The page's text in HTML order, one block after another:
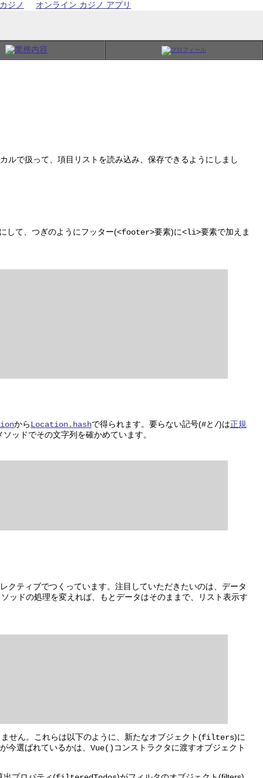
ジノ オンライン カジノ アプリ
ルで扱って、項目リストを読み込み、保存できるようにしまし
して、つぎのようにフッター(<footer>要素)に<li>要素で加えま
からLocation.hashで得られます。要らない記号(#と /)は正規
ソッドでその文字列を確かめています。
クティブでつくっています。注目していただきたいのは、データ
ッドの処理を変えれば、もとデータはそのままで、リスト表示す
せん。これらは以下のように、新たなオブジェクト(filters)に
今選ばれているかは、 Vue() コンストラクタに渡すオブジェクト